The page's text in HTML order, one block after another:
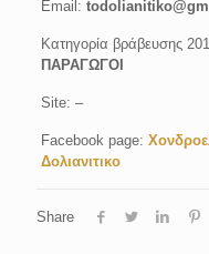
Email:
Κατηγορία βράβευσης
ΠΑΡΑΓΩΓΟΙ
Site: –
Facebook page:
Δολιανιτικο
Share